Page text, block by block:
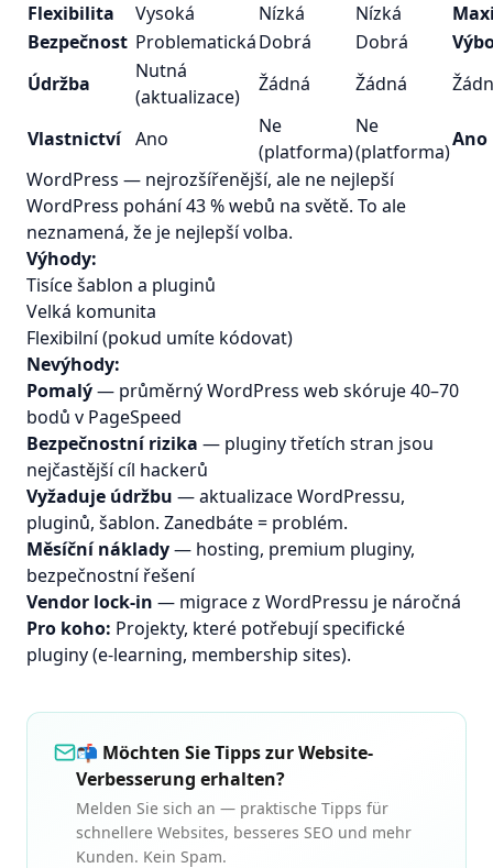
Flexibilita
Vysoká Nízká Nízká
Bezpečnost ProblematickáDobrá Dobrá
Údržba
Nutná
(aktualizace)
Žádná Žádná
Vlastnictví Ano
Ne
(platforma)
Ne
(platforma)
Ano
WordPress — nejrozšířenější, ale ne nejlepší
WordPress pohání 43 % webů na světě. To ale
neznamená, že je nejlepší volba.
Výhody:
Tisíce šablon a pluginů
Velká komunita
Flexibilní (pokud umíte kódovat)
Nevýhody:
Pomalý— průměrný WordPress web skóruje 40–70
bodů v PageSpeed
Bezpečnostní rizika — pluginy třetích stran jsou
nejčastější cíl hackerů
Vyžaduje údržbu — aktualizace WordPressu,
pluginů, šablon. Zanedbáte = problém.
Měsíční náklady— hosting, premium pluginy,
bezpečnostní řešení
Vendor lock-in — migrace z WordPressu je náročná
Pro koho: Projekty, které potřebují specifické
pluginy (e-learning, membership sites).
📬 Möchten Sie Tipps zur Website-
Verbesserung erhalten?
Melden Sie sich an — praktische Tipps für
schnellere Websites, besseres SEO und mehr
Kunden. Kein Spam.